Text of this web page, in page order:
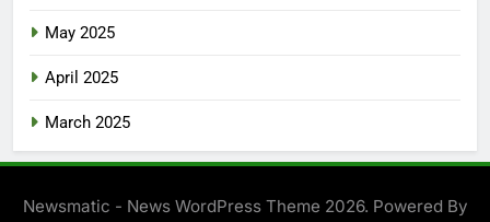
May 2025
April 2025
March 2025
Newsmatic - News WordPress Theme 2026. Powered By